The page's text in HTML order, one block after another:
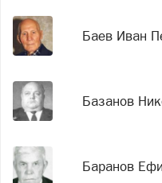
Баев Иван
Базанов
Баранов